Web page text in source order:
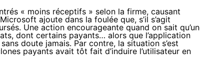
« moins réceptifs » selon la firme, causant
ajoute dans la foulée que, s’il s’agit
Une action encourageante quand on sait
dont certains payants… alors que l’application
doute jamais. Par contre, la situation s’est
payants avait tôt fait d’induire l’utilisateur en